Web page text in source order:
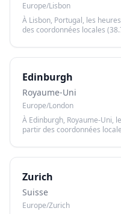
Europe/Lisbon
À Lisbon, Portugal, les
des coordonnées locales
lever et le coucher du soleil.
Edinburgh
Royaume-Uni
Europe/London
À Edinburgh, Royaume-Uni,
partir des coordonnées
lever et le coucher du soleil.
Zurich
Suisse
Europe/Zurich